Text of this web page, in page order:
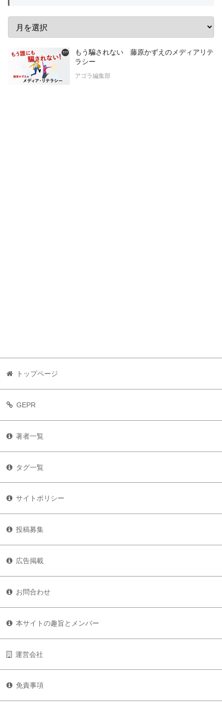
もう騙されない 藤原かずえのメディアリテ
ラシー
アゴラ編集部
トップページ
GEPR
著者一覧
タグ一覧
サイトポリシー
投稿募集
広告掲載
お問合わせ
本サイトの趣旨とメンバー
運営会社
免責事項